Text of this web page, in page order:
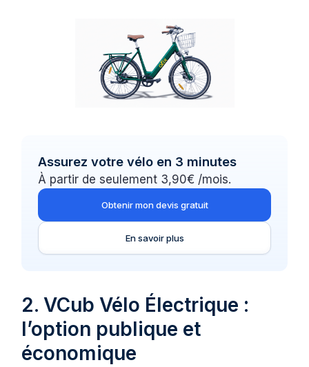
Assurez votre vélo en 3 minutes
À partir de seulement 3,90€ /mois.
Obtenir mon devis gratuit
En savoir plus
2. VCub Vélo Électrique :
l’option publique et
économique